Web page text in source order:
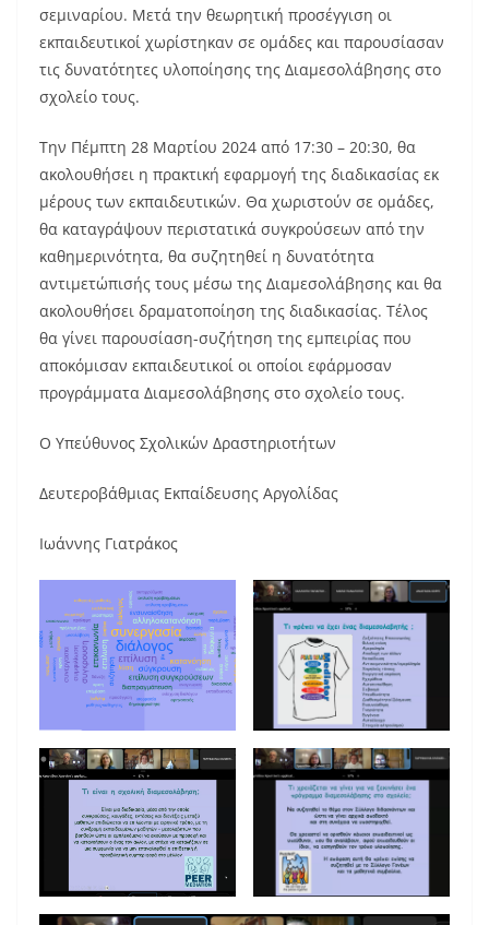
σεμιναρίου. Μετά την θεωρητική προσέγγιση οι
εκπαιδευτικοί χωρίστηκαν σε ομάδες και παρουσίασαν
τις δυνατότητες υλοποίησης της Διαμεσολάβησης στο
σχολείο τους.
Την Πέμπτη 28 Μαρτίου 2024 από 17:30 – 20:30, θα
ακολουθήσει η πρακτική εφαρμογή της διαδικασίας εκ
μέρους των εκπαιδευτικών. Θα χωριστούν σε ομάδες,
θα καταγράψουν περιστατικά συγκρούσεων από την
καθημερινότητα, θα συζητηθεί η δυνατότητα
αντιμετώπισής τους μέσω της Διαμεσολάβησης και θα
ακολουθήσει δραματοποίηση της διαδικασίας. Τέλος
θα γίνει παρουσίαση-συζήτηση της εμπειρίας που
αποκόμισαν εκπαιδευτικοί οι οποίοι εφάρμοσαν
προγράμματα Διαμεσολάβησης στο σχολείο τους.
Ο Υπεύθυνος Σχολικών Δραστηριοτήτων
Δευτεροβάθμιας Εκπαίδευσης Αργολίδας
Ιωάννης Γιατράκος